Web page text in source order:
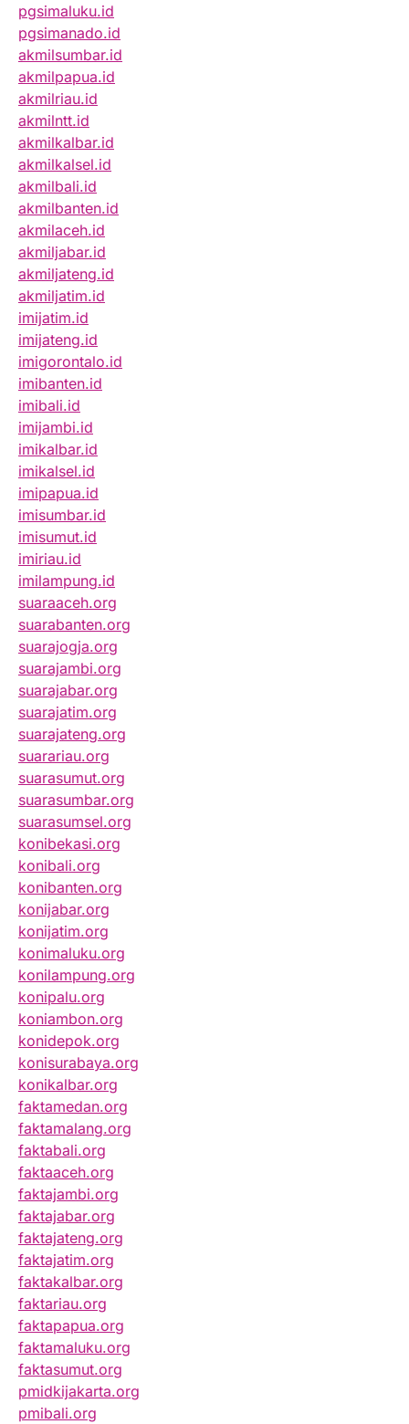
pgsimaluku.id
pgsimanado.id
akmilsumbar.id
akmilpapua.id
akmilriau.id
akmilntt.id
akmilkalbar.id
akmilkalsel.id
akmilbali.id
akmilbanten.id
akmilaceh.id
akmiljabar.id
akmiljateng.id
akmiljatim.id
imijatim.id
imijateng.id
imigorontalo.id
imibanten.id
imibali.id
imijambi.id
imikalbar.id
imikalsel.id
imipapua.id
imisumbar.id
imisumut.id
imiriau.id
imilampung.id
suaraaceh.org
suarabanten.org
suarajogja.org
suarajambi.org
suarajabar.org
suarajatim.org
suarajateng.org
suarariau.org
suarasumut.org
suarasumbar.org
suarasumsel.org
konibekasi.org
konibali.org
konibanten.org
konijabar.org
konijatim.org
konimaluku.org
konilampung.org
konipalu.org
koniambon.org
konidepok.org
konisurabaya.org
konikalbar.org
faktamedan.org
faktamalang.org
faktabali.org
faktaaceh.org
faktajambi.org
faktajabar.org
faktajateng.org
faktajatim.org
faktakalbar.org
faktariau.org
faktapapua.org
faktamaluku.org
faktasumut.org
pmidkijakarta.org
pmibali.org